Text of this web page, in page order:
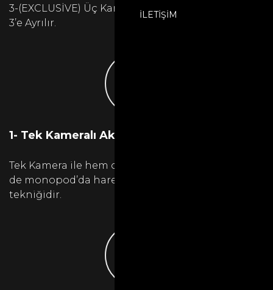
İLETIŞIM
3-(EXCLUSİVE) Üç Kameralı Çekimler Olmak Üzere
3’e Ayrılır.
1- Tek Kameralı Aktüel Çekimler
Tek Kamera ile hem omuzda, hem tripodda hem
de monopod’da hareketli çekilen video çekim
tekniğidir.